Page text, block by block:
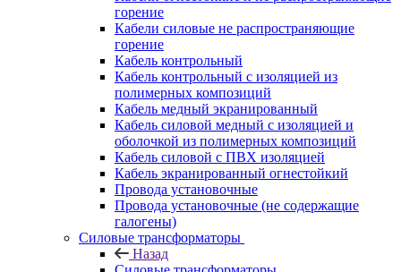
горение
Кабели силовые не распространяющие
горение
Кабель контрольный
Кабель контрольный с изоляцией из
полимерных композиций
Кабель медный экранированный
Кабель силовой медный с изоляцией и
оболочкой из полимерных композиций
Кабель силовой с ПВХ изоляцией
Кабель экранированный огнестойкий
Провода установочные
Провода установочные (не содержащие
галогены)
Силовые трансформаторы
Назад